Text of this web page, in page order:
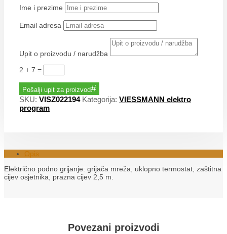
Ime i prezime
Email adresa
Upit o proizvodu / narudžba
2 + 7 =
Pošalji upit za proizvod
SKU: VISZ022194 Kategorija: VIESSMANN elektro
program
Opis
Električno podno grijanje: grijača mreža, uklopno termostat, zaštitna
cijev osjetnika, prazna cijev 2,5 m.
Povezani proizvodi